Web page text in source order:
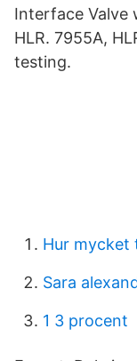
Interface Valve
HLR. 7955A,
testing.
Hur mycket
Sara
1 3 procent